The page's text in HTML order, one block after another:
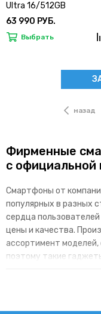
Ultra 16/512GB
63 990 РУБ.
Выбрать
назад
Фирменные
с официальной
Смартфоны от
популярных в разных
сердца
цены и качества.
ассортимент
поэтому такие
линейки